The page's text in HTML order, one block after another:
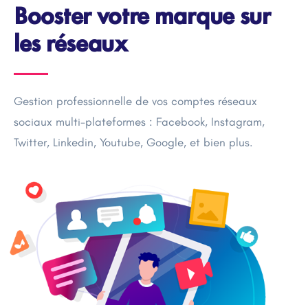
Booster votre marque sur
les réseaux
Gestion professionnelle de vos comptes réseaux
sociaux multi-plateformes : Facebook, Instagram,
Twitter, Linkedin, Youtube, Google, et bien plus.